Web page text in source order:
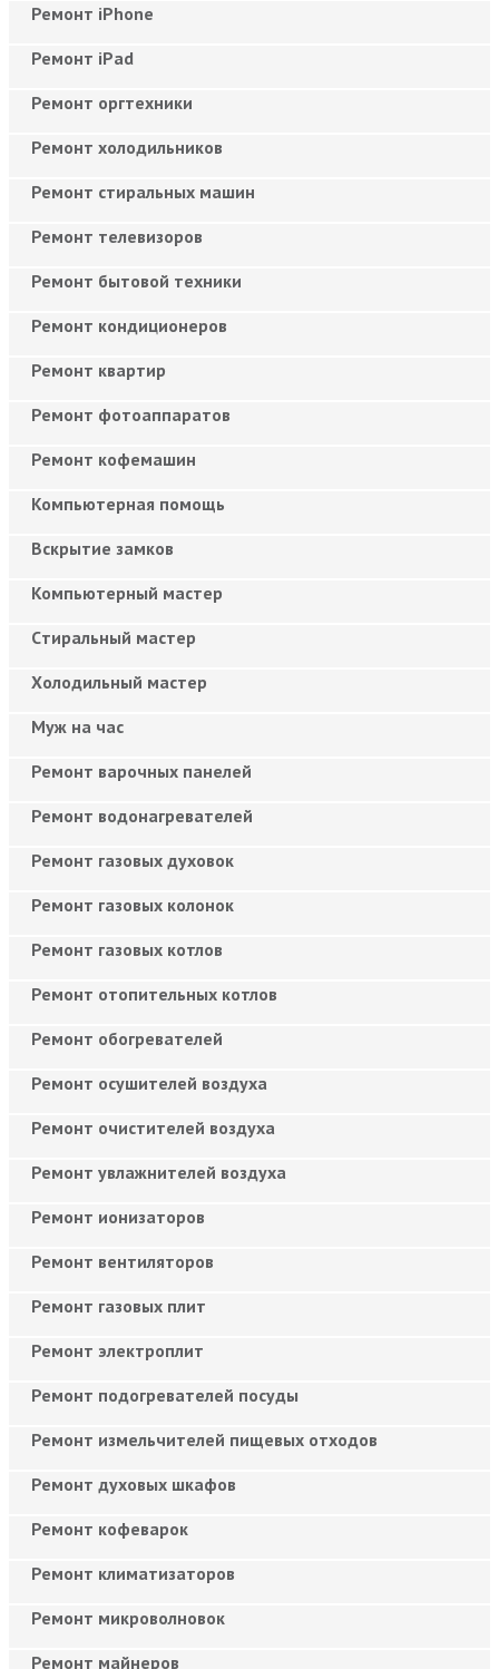
Ремонт iPhone
Ремонт iPad
Ремонт оргтехники
Ремонт холодильников
Ремонт стиральных машин
Ремонт телевизоров
Ремонт бытовой техники
Ремонт кондиционеров
Ремонт квартир
Ремонт фотоаппаратов
Ремонт кофемашин
Компьютерная помощь
Вскрытие замков
Компьютерный мастер
Cтиральный мастер
Холодильный мастер
Муж на час
Ремонт варочных панелей
Ремонт водонагревателей
Ремонт газовых духовок
Ремонт газовых колонок
Ремонт газовых котлов
Ремонт отопительных котлов
Ремонт обогревателей
Ремонт осушителей воздуха
Ремонт очистителей воздуха
Ремонт увлажнителей воздуха
Ремонт ионизаторов
Ремонт вентиляторов
Ремонт газовых плит
Ремонт электроплит
Ремонт подогревателей посуды
Ремонт измельчителей пищевых отходов
Ремонт духовых шкафов
Ремонт кофеварок
Ремонт климатизаторов
Ремонт микроволновок
Ремонт майнеров